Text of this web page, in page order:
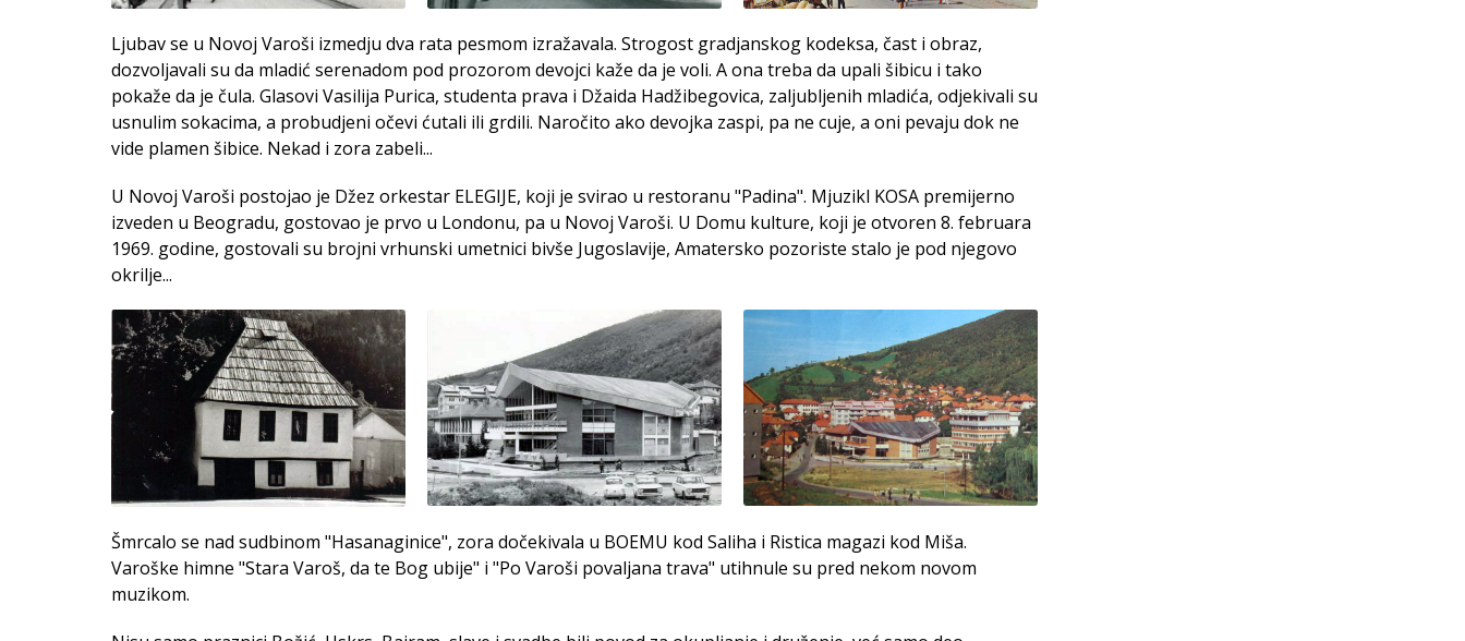
Ljubav se u Novoj Varoši izmedju dva rata pesmom izražavala. Strogost gradjanskog kodeksa, čast i obraz,
dozvoljavali su da mladić serenadom pod prozorom devojci kaže da je voli. A ona treba da upali šibicu i tako
pokaže da je čula. Glasovi Vasilija Purica, studenta prava i Džaida Hadžibegovica, zaljubljenih mladića, odjekivali su
usnulim sokacima, a probudjeni očevi ćutali ili grdili. Naročito ako devojka zaspi, pa ne cuje, a oni pevaju dok ne
vide plamen šibice. Nekad i zora zabeli...
U Novoj Varoši postojao je Džez orkestar ELEGIJE, koji je svirao u restoranu "Padina". Mjuzikl KOSA premijerno
izveden u Beogradu, gostovao je prvo u Londonu, pa u Novoj Varoši. U Domu kulture, koji je otvoren 8. februara
1969. godine, gostovali su brojni vrhunski umetnici bivše Jugoslavije, Amatersko pozoriste stalo je pod njegovo
okrilje...
Šmrcalo se nad sudbinom "Hasanaginice", zora dočekivala u BOEMU kod Saliha i Ristica magazi kod Miša.
Varoške himne "Stara Varoš, da te Bog ubije" i "Po Varoši povaljana trava" utihnule su pred nekom novom
muzikom.